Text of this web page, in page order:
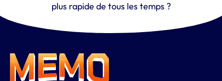
plus rapide de tous les temps ?